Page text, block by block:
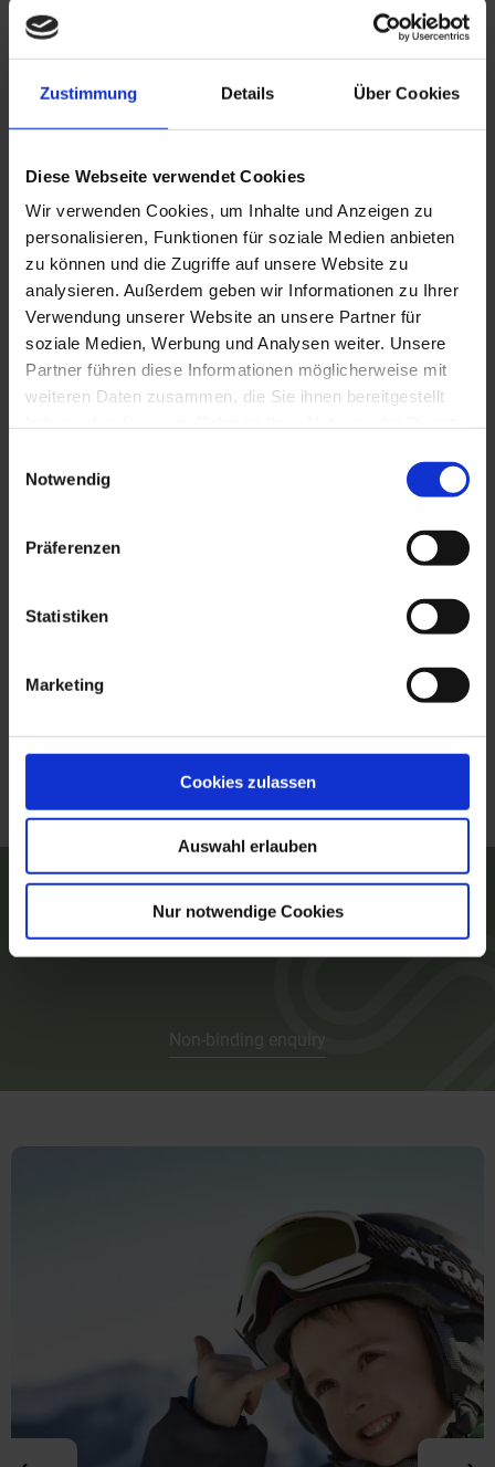
Zustimmung Details Über Cookies
Diese Webseite verwendet Cookies
Wir verwenden Cookies, um Inhalte und Anzeigen zu
personalisieren, Funktionen für soziale Medien anbieten
zu können und die Zugriffe auf unsere Website zu
analysieren. Außerdem geben wir Informationen zu Ihrer
Verwendung unserer Website an unsere Partner für
soziale Medien, Werbung und Analysen weiter. Unsere
Partner führen diese Informationen möglicherweise mit
weiteren Daten zusammen, die Sie ihnen bereitgestellt
unsererDatenschutzerklärung
Notwendig
Präferenzen
Statistiken
Marketing
Cookies zulassen
Auswahl erlauben
Nur notwendige Cookies
Boards & boots
Touring skis, snowshoes, tobogganing
Helmets for children's ski courses free of charge
Plan your vacation now!
Non-binding enquiry